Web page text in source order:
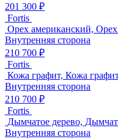
201 300 ₽
Fortis
Орех американский,
Внутренняя сторона
210 700 ₽
Fortis
Кожа графит, Кожа
Внутренняя сторона
210 700 ₽
Fortis
Дымчатое дерево,
Внутренняя сторона